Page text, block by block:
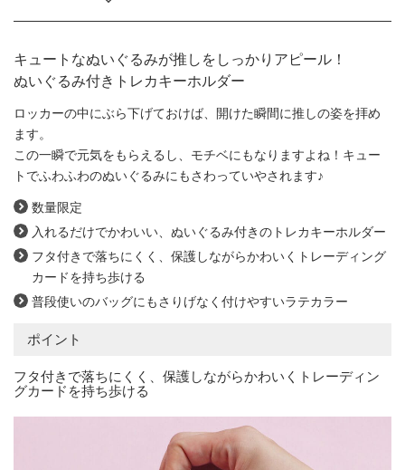
キュートなぬいぐるみが推しをしっかりアピール！
ぬいぐるみ付きトレカキーホルダー
ロッカーの中にぶら下げておけば、開けた瞬間に推しの姿を拝め
ます。
この一瞬で元気をもらえるし、モチベにもなりますよね！キュー
トでふわふわのぬいぐるみにもさわっていやされます♪
数量限定
入れるだけでかわいい、ぬいぐるみ付きのトレカキーホルダー
フタ付きで落ちにくく、保護しながらかわいくトレーディング
カードを持ち歩ける
普段使いのバッグにもさりげなく付けやすいラテカラー
ポイント
フタ付きで落ちにくく、保護しながらかわいくトレーディン
グカードを持ち歩ける